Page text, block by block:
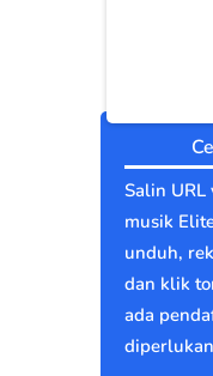
Salin URL
musik
unduh,
dan klik
ada